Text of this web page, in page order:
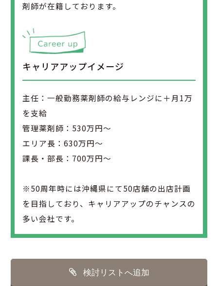
剤師が在籍しております。
キャリアアップイメージ
主任：一般勤務薬剤師の給与レンジに＋月1万
を支給
管理薬剤師：530万円～
エリア長：630万円～
課長・部長：700万円～
※50周年時には沖縄県にて50店舗の出店計画
を目指しており、キャリアアップのチャンスの
多い会社です。
検討リストへ追加